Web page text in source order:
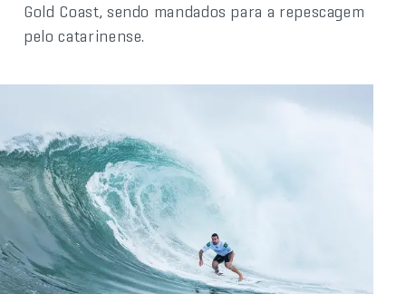
Gold Coast, sendo mandados para a repescagem
pelo catarinense.